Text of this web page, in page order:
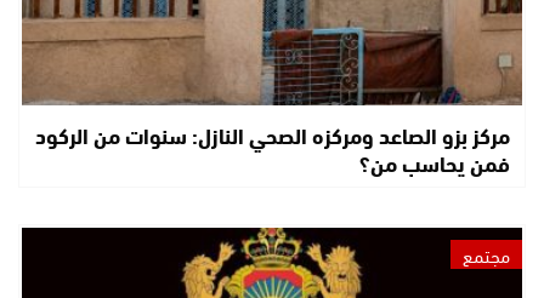
مركز بزو الصاعد ومركزه الصحي النازل: سنوات من الركود
فمن يحاسب من؟
مجتمع